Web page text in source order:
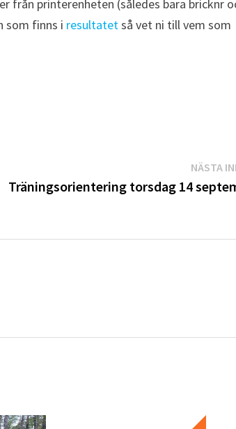
från printerenheten (således bara bricknr
som finns i resultatetså vet ni till vem som
NÄSTA
Träningsorientering torsdag 14